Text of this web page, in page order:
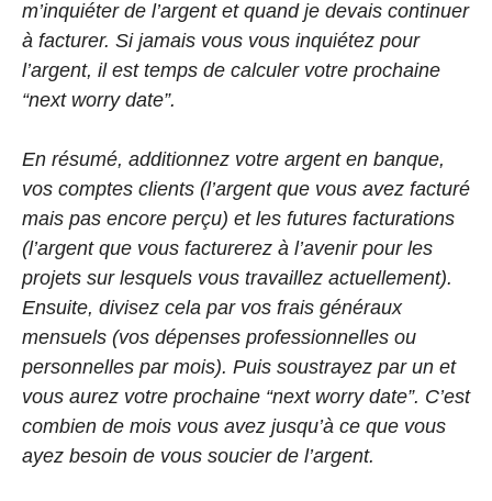
m’inquiéter de l’argent et quand je devais continuer
à facturer. Si jamais vous vous inquiétez pour
l’argent, il est temps de calculer votre prochaine
“next worry date”.⁣
En résumé, additionnez votre argent en banque,
vos comptes clients (l’argent que vous avez facturé
mais pas encore perçu) et les futures facturations
(l’argent que vous facturerez à l’avenir pour les
projets sur lesquels vous travaillez actuellement).
Ensuite, divisez cela par vos frais généraux
mensuels (vos dépenses professionnelles ou
personnelles par mois). Puis soustrayez par un et
vous aurez votre prochaine “next worry date”. C’est
combien de mois vous avez jusqu’à ce que vous
ayez besoin de vous soucier de l’argent.⁣